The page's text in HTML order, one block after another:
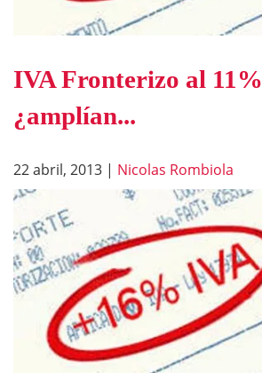
IVA Fronterizo al 11%
¿amplían...
22 abril, 2013 | Nicolas Rombiola